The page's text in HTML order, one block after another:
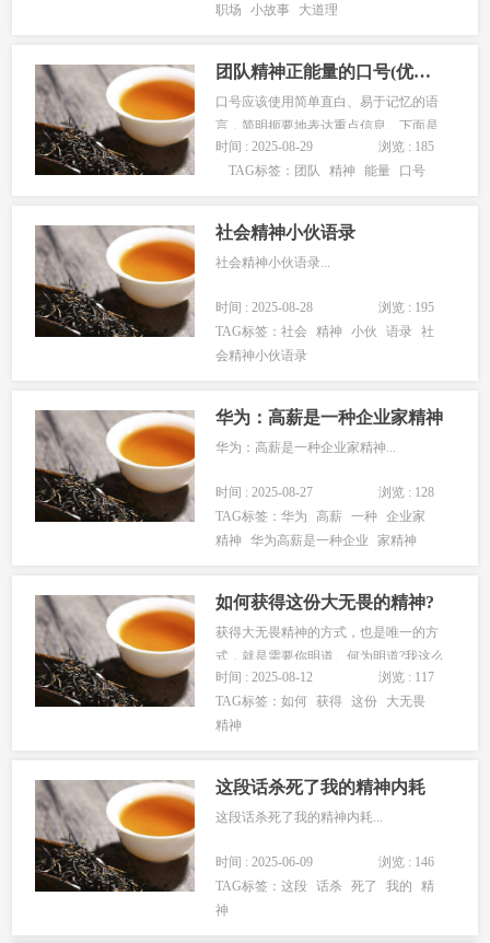
声响了6下就停止了，接着，又响了6下
职场
小故事 大道理
团队精神正能量的口号(优选72句)
口号应该使用简单直白、易于记忆的语
言，简明扼要地表达重点信息。下面是
小编为大家收集的 团队精神正能量的口
号 ，供有需要的朋友参考借鉴。 1、学
时间 : 2025-08-29
浏览 : 185
TAG标签： 团队 精神 能量 口号
社会精神小伙语录
社会精神小伙语录...
时间 : 2025-08-28
浏览 : 195
TAG标签：社会 精神 小伙 语录 社
会精神小伙语录
华为：高薪是一种企业家精神
华为：高薪是一种企业家精神...
时间 : 2025-08-27
浏览 : 128
TAG标签：华为 高薪 一种 企业家
精神
华为高薪是一种企业 家精神
如何获得这份大无畏的精神?
获得大无畏精神的方式，也是唯一的方
式，就是需要你明道。何为明道?我这么
跟你说吧，为什么很多人明白了很多道
理，依然过不好这一生呢?为什么知道做
不到呢?为什么学了用不上?因为你是普
为普通，就是因为普通人无道，...
时间 : 2025-08-12
浏览 : 117
TAG标签：如何 获得 这份
大无畏
精神
这段话杀死了我的精神内耗
这段话杀死了我的精神内耗...
时间 : 2025-06-09
浏览 : 146
TAG标签：这段 话杀 死了 我的
精
神